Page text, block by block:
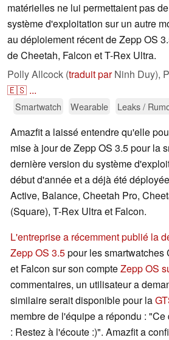
matérielles ne lui permettaient pas
système d'exploitation sur un autre
au déploiement récent de Zepp OS
de Cheetah, Falcon et T-Rex Ultra.
Polly Allcock (traduit parNinh Duy),
🇪🇸 ...
Smartwatch Wearable Leaks /
Amazfit a laissé entendre qu'elle
mise à jour de Zepp OS 3.5 pour la
dernière version du système
début d'année et a déjà été
Active, Balance, Cheetah Pro,
(Square), T-Rex Ultra et Falcon.
L'entreprise a récemment publié la
Zepp OS 3.5pour les smartwatches
et Falcon sur son compteZepp OS
commentaires, un utilisateur a
similaire serait disponible pour la
membre de l'équipe a répondu :
: Restez à l'écoute :)". Amazfit a